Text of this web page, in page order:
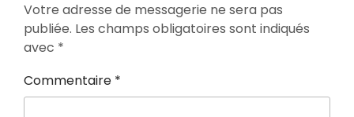
Votre adresse de messagerie ne sera pas
publiée. Les champs obligatoires sont indiqués
avec *
Commentaire *